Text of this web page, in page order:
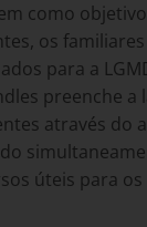
como
os
para a
preenche a
através do
úteis para